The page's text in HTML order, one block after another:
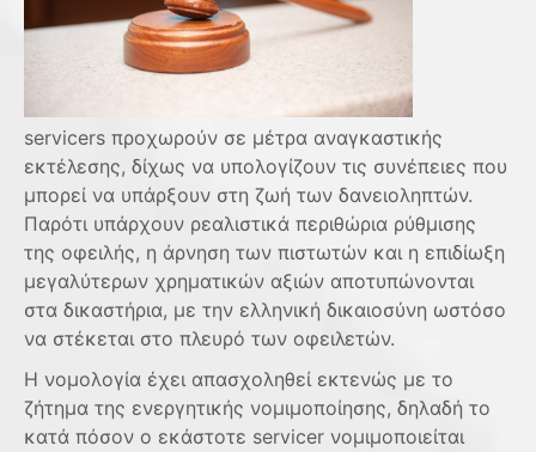
servicers προχωρούν σε μέτρα αναγκαστικής
εκτέλεσης, δίχως να υπολογίζουν τις συνέπειες που
μπορεί να υπάρξουν στη ζωή των δανειοληπτών.
Παρότι υπάρχουν ρεαλιστικά περιθώρια ρύθμισης
της οφειλής, η άρνηση των πιστωτών και η επιδίωξη
μεγαλύτερων χρηματικών αξιών αποτυπώνονται
στα δικαστήρια, με την ελληνική δικαιοσύνη ωστόσο
να στέκεται στο πλευρό των οφειλετών.
Η νομολογία έχει απασχοληθεί εκτενώς με το
ζήτημα της ενεργητικής νομιμοποίησης, δηλαδή το
κατά πόσον ο εκάστοτε servicer νομιμοποιείται